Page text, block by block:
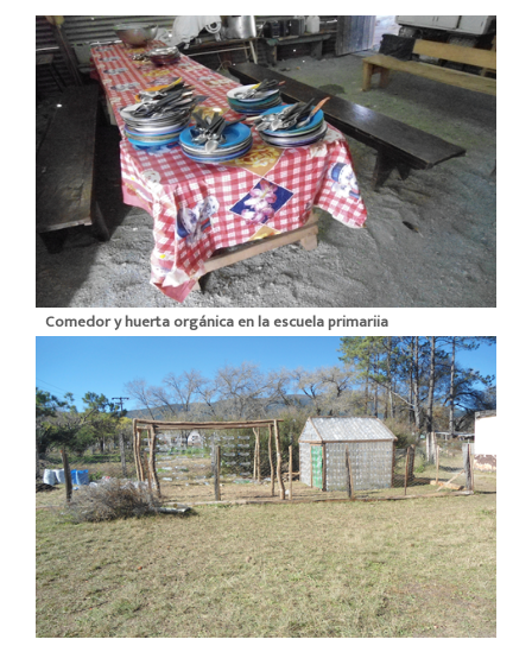
Comedor y huerta orgánica en la escuela primariia